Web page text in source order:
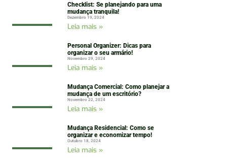
Checklist: Se planejando para uma
mudança tranquila!
Dezembro 19, 2024
Leia mais »
Personal Organizer: Dicas para
organizar o seu armário!
Novembro 29, 2024
Leia mais »
Mudança Comercial: Como planejar a
mudança de um escritório?
Novembro 22, 2024
Leia mais »
Mudança Residencial: Como se
organizar e economizar tempo!
Outubro 18, 2024
Leia mais »